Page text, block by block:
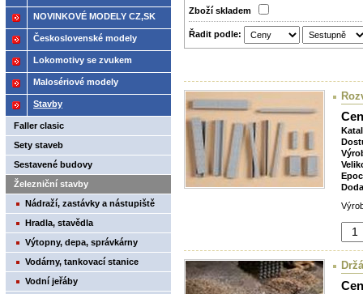
Zboží­ skladem
Řadit podle:
NOVINKOVÉ MODELY CZ,SK
2021
Československé modely
ČSD,ČD
Lokomotivy se zvukem
Malosériové modely
Stavby
Faller clasic
Sety staveb
Sestavené budovy
Železniční stavby
Nádraží, zastávky a nástupiště
Hradla, stavědla
Výtopny, depa, správkárny
Vodárny, tankovací stanice
Vodní jeřáby